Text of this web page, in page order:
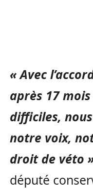
« Avec
après 17
difficiles,
notre voix,
droit de véto
député